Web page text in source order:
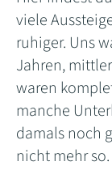
viele
ruhiger. Uns
Jahren,
waren
manche
damals noch
nicht mehr